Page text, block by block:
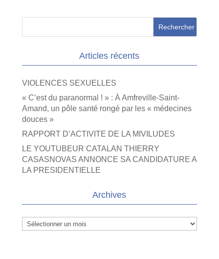
Articles récents
VIOLENCES SEXUELLES
« C’est du paranormal ! » : À Amfreville-Saint-
Amand, un pôle santé rongé par les « médecines
douces »
RAPPORT D’ACTIVITE DE LA MIVILUDES
LE YOUTUBEUR CATALAN THIERRY
CASASNOVAS ANNONCE SA CANDIDATURE A
LA PRESIDENTIELLE
Archives
Archives